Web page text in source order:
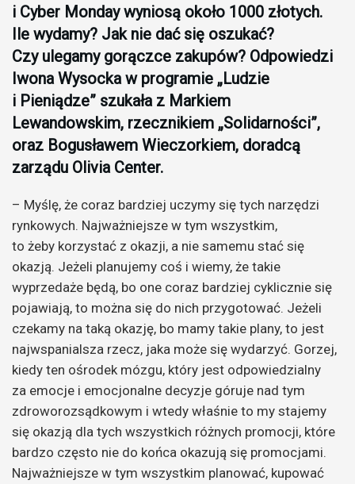
i Cyber Monday wyniosą około 1000 złotych.
Ile wydamy? Jak nie dać się oszukać?
Czy ulegamy gorączce zakupów? Odpowiedzi
Iwona Wysocka w programie „Ludzie
i Pieniądze” szukała z Markiem
Lewandowskim, rzecznikiem „Solidarności”,
oraz Bogusławem Wieczorkiem, doradcą
zarządu Olivia Center.
– Myślę, że coraz bardziej uczymy się tych narzędzi
rynkowych. Najważniejsze w tym wszystkim,
to żeby korzystać z okazji, a nie samemu stać się
okazją. Jeżeli planujemy coś i wiemy, że takie
wyprzedaże będą, bo one coraz bardziej cyklicznie się
pojawiają, to można się do nich przygotować. Jeżeli
czekamy na taką okazję, bo mamy takie plany, to jest
najwspanialsza rzecz, jaka może się wydarzyć. Gorzej,
kiedy ten ośrodek mózgu, który jest odpowiedzialny
za emocje i emocjonalne decyzje góruje nad tym
zdroworozsądkowym i wtedy właśnie to my stajemy
się okazją dla tych wszystkich różnych promocji, które
bardzo często nie do końca okazują się promocjami.
Najważniejsze w tym wszystkim planować, kupować